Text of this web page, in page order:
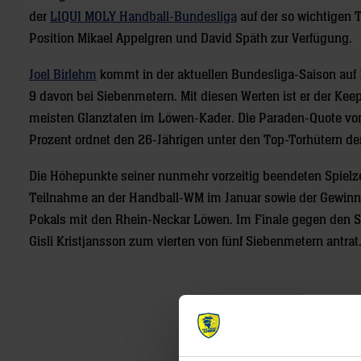
der LIQUI MOLY Handball-Bundesliga auf der so wichtigen
Position Mikael Appelgren und David Späth zur Verfügung.
Joel Birlehm kommt in der aktuellen Bundesliga-Saison auf
9 davon bei Siebenmetern. Mit diesen Werten ist er der
meisten Glanztaten im Löwen-Kader. Die Paraden-Quote
Prozent ordnet den 26-Jährigen unter den Top-Torhütern
Die Höhepunkte seiner nunmehr vorzeitig beendeten
Teilnahme an der Handball-WM im Januar sowie der
Pokals mit den Rhein-Neckar Löwen. Im Finale gegen den
Gisli Kristjansson zum vierten von fünf Siebenmetern